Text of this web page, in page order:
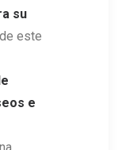
su
este
e